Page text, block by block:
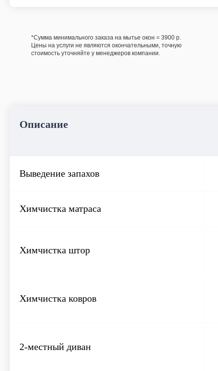
*Сумма минимального заказа на мытье окон = 3900 р.
Цены на услуги не являются окончательными, точную
стоимость уточняйте у менеджеров компании.
Описание
Выведение запахов
Химчистка матраса
Химчистка штор
Химчистка ковров
2-местный диван